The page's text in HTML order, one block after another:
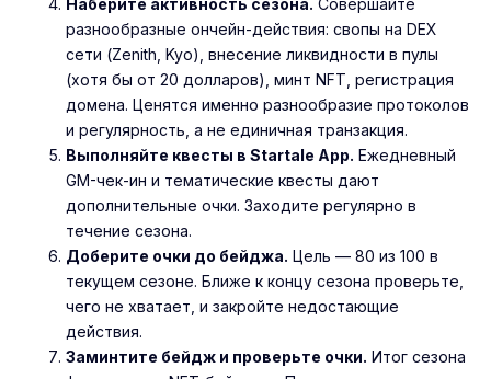
разнообразные ончейн-действия: свопы на DEX
сети (Zenith, Kyo), внесение ликвидности в пулы
(хотя бы от 20 долларов), минт NFT, регистрация
домена. Ценятся именно разнообразие протоколов
и регулярность, а не единичная транзакция.
Выполняйте квесты в Startale App. Ежедневный
GM-чек-ин и тематические квесты дают
дополнительные очки. Заходите регулярно в
течение сезона.
Доберите очки до бейджа. Цель — 80 из 100 в
текущем сезоне. Ближе к концу сезона проверьте,
чего не хватает, и закройте недостающие
действия.
Заминтите бейдж и проверьте очки. Итог сезона